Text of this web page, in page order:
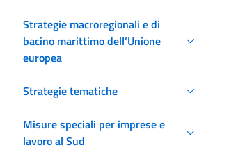
Strategie macroregionali e di
bacino marittimo dell’Unione
europea
Strategie tematiche
Misure speciali per imprese e
lavoro al Sud